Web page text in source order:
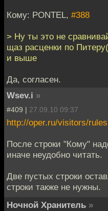
Кому: PONTEL, #388
> Ну ты это не
щаз расценки по
и выше
Да, согласен.
Wsev.i »
#409 | 27.09.10 09:37
http://oper.ru/visitors/
После строки "Кому"
иначе неудобно читать.
Две пустых строки
строки также не нужны.
Ночной Хранитель »